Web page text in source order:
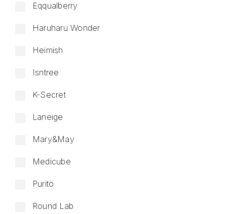
Eqqualberry
Haruharu Wonder
Heimish
Isntree
K-Secret
Laneige
Mary&May
Medicube
Purito
Round Lab